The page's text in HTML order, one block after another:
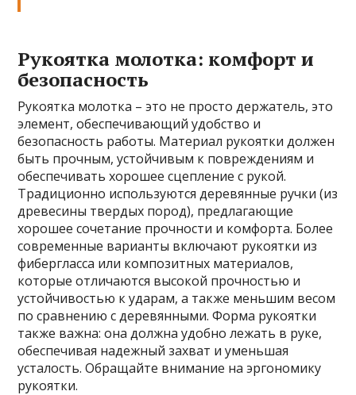
Рукоятка молотка: комфорт и
безопасность
Рукоятка молотка – это не просто держатель, это
элемент, обеспечивающий удобство и
безопасность работы. Материал рукоятки должен
быть прочным, устойчивым к повреждениям и
обеспечивать хорошее сцепление с рукой.
Традиционно используются деревянные ручки (из
древесины твердых пород), предлагающие
хорошее сочетание прочности и комфорта. Более
современные варианты включают рукоятки из
фибергласса или композитных материалов,
которые отличаются высокой прочностью и
устойчивостью к ударам, а также меньшим весом
по сравнению с деревянными. Форма рукоятки
также важна: она должна удобно лежать в руке,
обеспечивая надежный захват и уменьшая
усталость. Обращайте внимание на эргономику
рукоятки.